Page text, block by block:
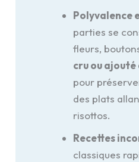
Polyvalence
parties se
fleurs,
cru ou ajouté
pour
des plats
risottos.
Recettes
classiques